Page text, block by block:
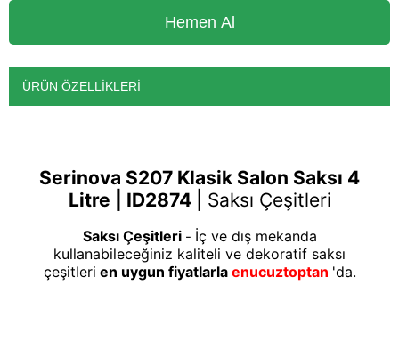
ÜRÜN ÖZELLIKLERI
Serinova S207 Klasik Salon Saksı 4
Litre | ID2874
Saksı Çeşitleri
Saksı Çeşitleri- İç ve dış mekanda
kullanabileceğiniz kaliteli ve dekoratif saksı
çeşitleri en uygun fiyatlarla enucuztoptan 'da.